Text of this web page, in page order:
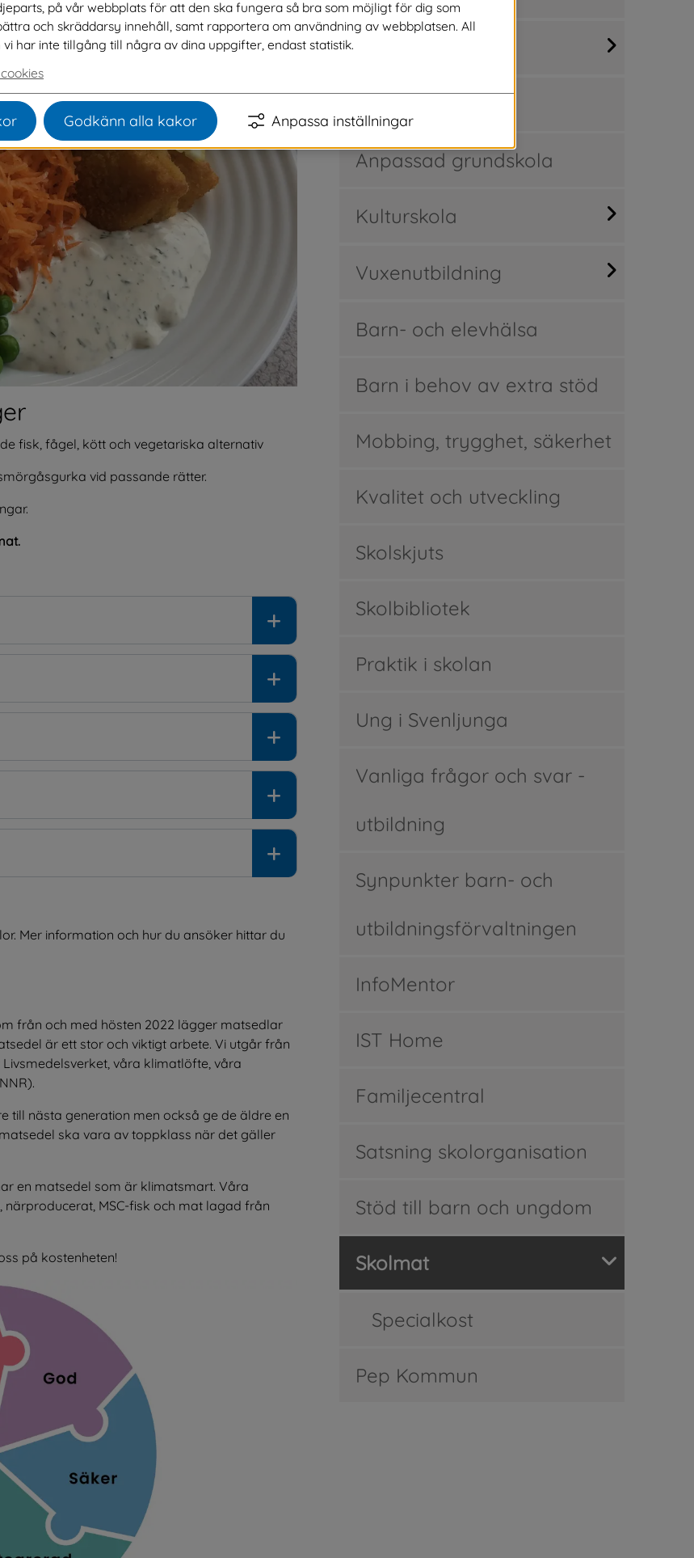
de närmsta veckorna.
fisk, fågel, kött och vegetariska alternativ
vid passande rätter.
Mer information och hur du ansöker hittar du
från och med hösten 2022 lägger matsedlar
är ett stor och viktigt arbete. Vi utgår från
våra klimatlöfte, våra
till nästa generation men också ge de äldre en
ska vara av toppklass när det gäller
en matsedel som är klimatsmart. Våra
närproducerat, MSC-fisk och mat lagad från
på kostenheten!
Anpassad grundskola
Kulturskola
Vuxenutbildning
Barn- och elevhälsa
Barn i behov av extra stöd
Mobbing, trygghet, säkerhet
Kvalitet och utveckling
Skolskjuts
Skolbibliotek
Praktik i skolan
Ung i Svenljunga
Vanliga frågor och svar -
utbildning
Synpunkter barn- och
utbildningsförvaltningen
InfoMentor
IST Home
Familjecentral
Satsning skolorganisation
Stöd till barn och ungdom
Skolmat
Specialkost
Pep Kommun
på vår webbplats för att den ska fungera så bra som möjligt för dig som
och skräddarsy innehåll, samt rapportera om användning av webbplatsen. All
har inte tillgång till några av dina uppgifter, endast statistik.
Godkänn alla kakor Anpassa inställningar